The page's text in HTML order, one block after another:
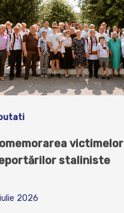
victimelor
staliniste
2026